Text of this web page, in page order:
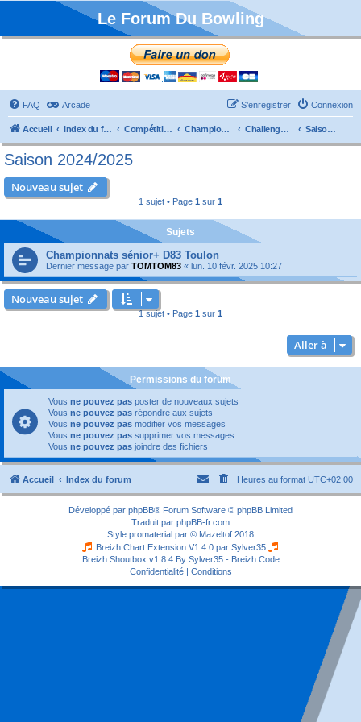
Le Forum Du Bowling
FAQ Arcade Connexion
S’enregistrer
Accueil Index du forum Compétitions Championnats de France Challenge Vétérans Saison 2024/2025
Saison 2024/2025
Nouveau sujet
1 sujet • Page 1 sur 1
Sujets
Championnats sénior+ D83 Toulon
Dernier message par TOMTOM83 « lun. 10 févr. 2025 10:27
Nouveau sujet
1 sujet • Page 1 sur 1
Aller à
Permissions du forum
Vous ne pouvez pas poster de nouveaux sujets
Vous ne pouvez pas répondre aux sujets
Vous ne pouvez pas modifier vos messages
Vous ne pouvez pas supprimer vos messages
Vous ne pouvez pas joindre des fichiers
Accueil Index du forum Heures au format UTC+02:00
Développé par phpBB® Forum Software © phpBB Limited
Traduit par phpBB-fr.com
Style promaterial par © Mazeltof 2018
Breizh Chart Extension V1.4.0 par Sylver35
Breizh Shoutbox v1.8.4 By Sylver35 - Breizh Code
Confidentialité| Conditions